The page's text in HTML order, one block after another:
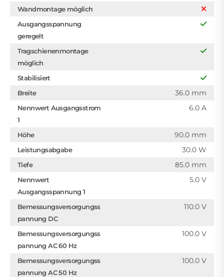
Wandmontage möglich
Ausgangsspannung
geregelt
Tragschienenmontage
möglich
Stabilisiert
Breite
36.0 mm
Nennwert Ausgangsstrom
1
6.0 A
Höhe 90.0 mm
Leistungsabgabe 30.0 W
Tiefe 85.0 mm
Nennwert
Ausgangsspannung 1
5.0 V
Bemessungsversorgungss
pannung DC
110.0 V
Bemessungsversorgungss
pannung AC 60 Hz
100.0 V
Bemessungsversorgungss
pannung AC 50 Hz
100.0 V